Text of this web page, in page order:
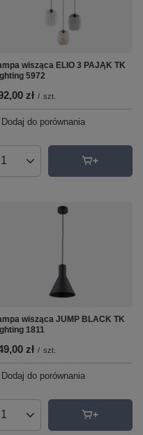
wisząca ELIO 3 PAJĄK TK
5972
zł / szt.
do porównania
Ilość produktów
wisząca JUMP BLACK TK
1811
zł / szt.
do porównania
Ilość produktów